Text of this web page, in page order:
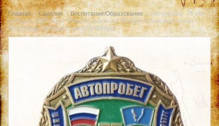
Главная » Сахалин»Воспитание/Образование » Автопробег 75 лет
победы! 1945-2020. Южно-Сахалинск-Москва-Северный полюс-
Волгоград-Грозный-Санкт Петербург